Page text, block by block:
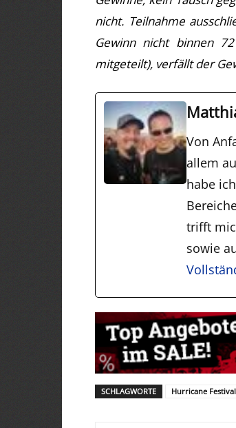
nicht. Teilnahme
Gewinn nicht binnen
mitgeteilt), verfällt der
Von
allem
habe
trifft
sowie
SCHLAGWORTE Hurricane Festival